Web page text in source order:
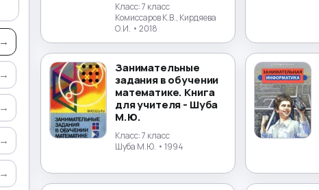
→
→
→
→
→
Класс:7 класс
Комиссаров К.В., Кирдяева
О.И. • 2018
Занимательные
задания в обучении
математике. Книга
для учителя - Шуба
М.Ю.
Класс:7 класс
Шуба М.Ю. • 1994